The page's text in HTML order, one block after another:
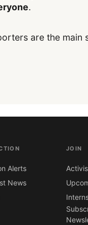
.
are the main
Alerts
News
JOIN